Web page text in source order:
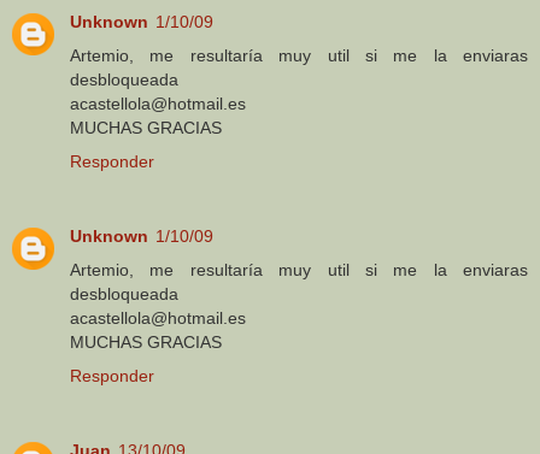
Unknown 1/10/09
Artemio, me resultaría muy util si me la enviaras
desbloqueada
acastellola@hotmail.es
MUCHAS GRACIAS
Responder
Unknown 1/10/09
Artemio, me resultaría muy util si me la enviaras
desbloqueada
acastellola@hotmail.es
MUCHAS GRACIAS
Responder